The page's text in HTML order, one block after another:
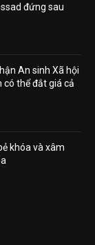
đứng sau
An sinh Xã hội
có thể đắt giá cả
khóa và xâm